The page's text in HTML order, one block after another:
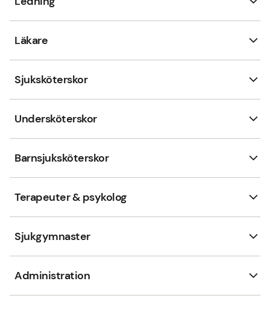
Läkare
Sjuksköterskor
Undersköterskor
Barnsjuksköterskor
Terapeuter & psykolog
Sjukgymnaster
Administration